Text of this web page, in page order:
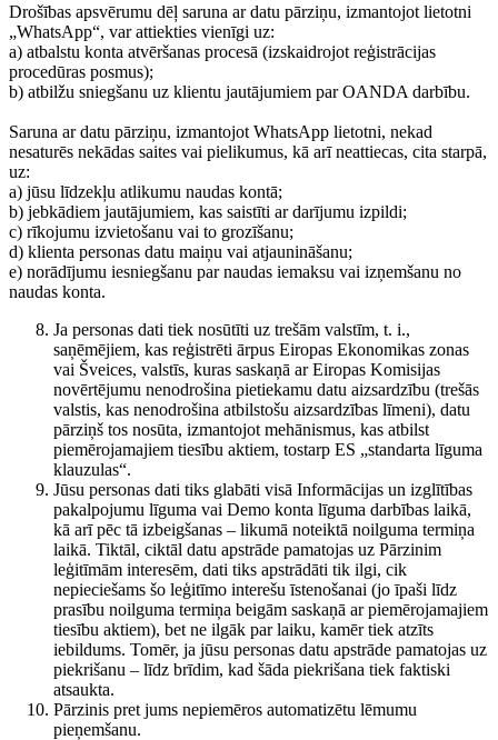
Drošības apsvērumu dēļ saruna ar datu pārziņu, izmantojot lietotni
„WhatsApp“, var attiekties vienīgi uz:
a) atbalstu konta atvēršanas procesā (izskaidrojot reģistrācijas
procedūras posmus);
b) atbilžu sniegšanu uz klientu jautājumiem par OANDA darbību.
Saruna ar datu pārziņu, izmantojot WhatsApp lietotni, nekad
nesaturēs nekādas saites vai pielikumus, kā arī neattiecas, cita starpā,
uz:
a) jūsu līdzekļu atlikumu naudas kontā;
b) jebkādiem jautājumiem, kas saistīti ar darījumu izpildi;
c) rīkojumu izvietošanu vai to grozīšanu;
d) klienta personas datu maiņu vai atjaunināšanu;
e) norādījumu iesniegšanu par naudas iemaksu vai izņemšanu no
naudas konta.
Ja personas dati tiek nosūtīti uz trešām valstīm, t. i.,
saņēmējiem, kas reģistrēti ārpus Eiropas Ekonomikas zonas
vai Šveices, valstīs, kuras saskaņā ar Eiropas Komisijas
novērtējumu nenodrošina pietiekamu datu aizsardzību (trešās
valstis, kas nenodrošina atbilstošu aizsardzības līmeni), datu
pārziņš tos nosūta, izmantojot mehānismus, kas atbilst
piemērojamajiem tiesību aktiem, tostarp ES „standarta līguma
klauzulas“.
Jūsu personas dati tiks glabāti visā Informācijas un izglītības
pakalpojumu līguma vai Demo konta līguma darbības laikā,
kā arī pēc tā izbeigšanas – likumā noteiktā noilguma termiņa
laikā. Tiktāl, ciktāl datu apstrāde pamatojas uz Pārzinim
leģitīmām interesēm, dati tiks apstrādāti tik ilgi, cik
nepieciešams šo leģitīmo interešu īstenošanai (jo īpaši līdz
prasību noilguma termiņa beigām saskaņā ar piemērojamajiem
tiesību aktiem), bet ne ilgāk par laiku, kamēr tiek atzīts
iebildums. Tomēr, ja jūsu personas datu apstrāde pamatojas uz
piekrišanu – līdz brīdim, kad šāda piekrišana tiek faktiski
atsaukta.
Pārzinis pret jums nepiemēros automatizētu lēmumu
pieņemšanu.